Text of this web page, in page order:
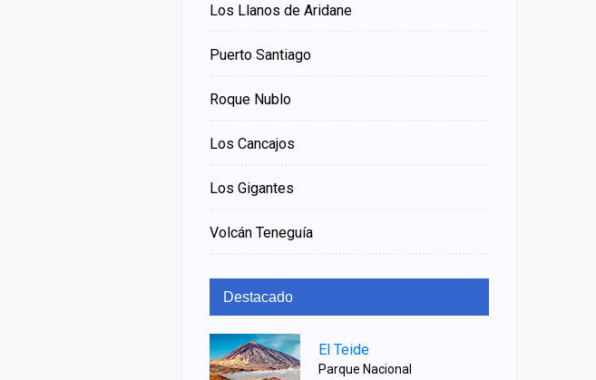
Los Llanos de Aridane
Puerto Santiago
Roque Nublo
Los Cancajos
Los Gigantes
Volcán Teneguía
Destacado
El Teide
Parque Nacional